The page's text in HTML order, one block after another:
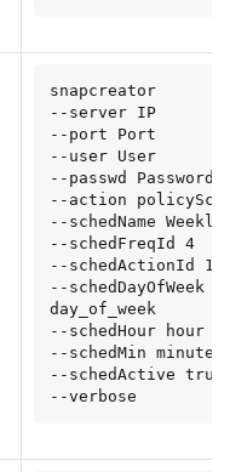
snapcreator
--server IP
--port Port
--user User
--passwd Password
--action
--schedName
--schedFreqId 4
--schedActionId 1
--schedDayOfWeek
day_of_week
--schedHour hour
--schedMin minute
--schedActive true
--verbose